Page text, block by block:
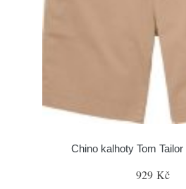
Chino kalhoty Tom
929 Kč